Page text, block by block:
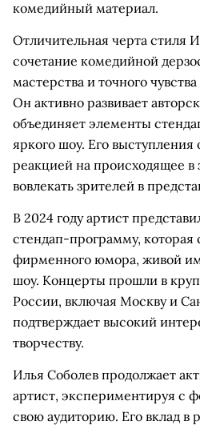
комедийный материал.
Отличительная черта стиля
сочетание комедийной
мастерства и точного
Он активно развивает
объединяет элементы
яркого шоу. Его
реакцией на происходящее в
вовлекать зрителей в
В 2024 году артист
стендап-программу, которая
фирменного юмора, живой
шоу. Концерты прошли в
России, включая Москву и
подтверждает высокий
творчеству.
Илья Соболев продолжает
артист, экспериментируя с
свою аудиторию. Его вклад в